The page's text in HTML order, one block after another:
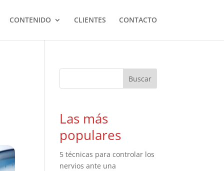
CONTENIDO CLIENTES CONTACTO
Las más
populares
5 técnicas para controlar los
nervios ante una